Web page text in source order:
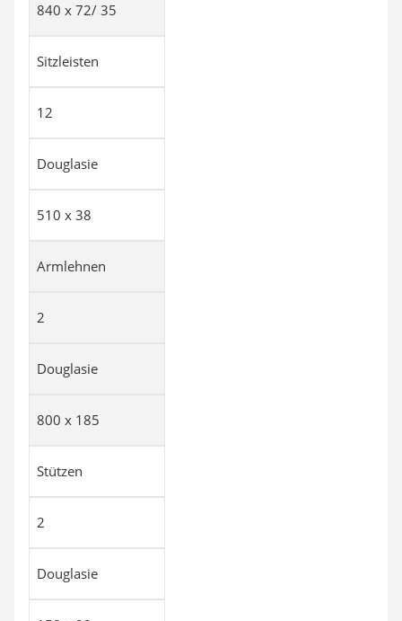
840 x 72/ 35
Sitzleisten
12
Douglasie
510 x 38
Armlehnen
2
Douglasie
800 x 185
Stützen
2
Douglasie